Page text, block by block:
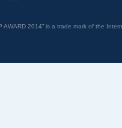
AWARD 2014” is a trade mark of the